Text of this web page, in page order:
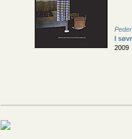
I
2009